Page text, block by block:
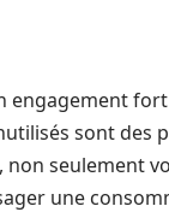
engagement
sont des
seulement
une